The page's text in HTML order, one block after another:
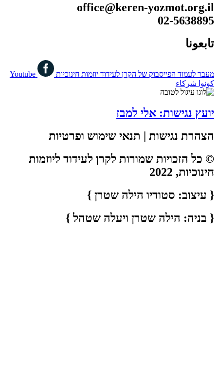
office@keren-yozmot.org.il
02-5638895
تابعونا
מעבר לעמוד הפייסבוק של הקרן לעידוד יוזמות חינוכיות
Youtube
كونوا شركاء
יועץ נגישות: אלי למבז
הצהרת נגישות | תנאי שימוש ופרטיות
© כל הזכויות שמורות לקרן לעידוד ליוזמות
חינוכיות, 2022
{ עיצוב: סטודיו הילה שטרן }
{ בניה: הילה שטרן ויעלה שטהל }